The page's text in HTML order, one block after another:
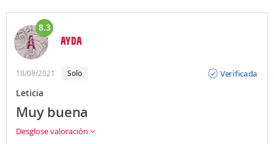
8.3
AYDA
18/08/2021 Solo
Verificada
Leticia
Muy buena
Desglose valoración